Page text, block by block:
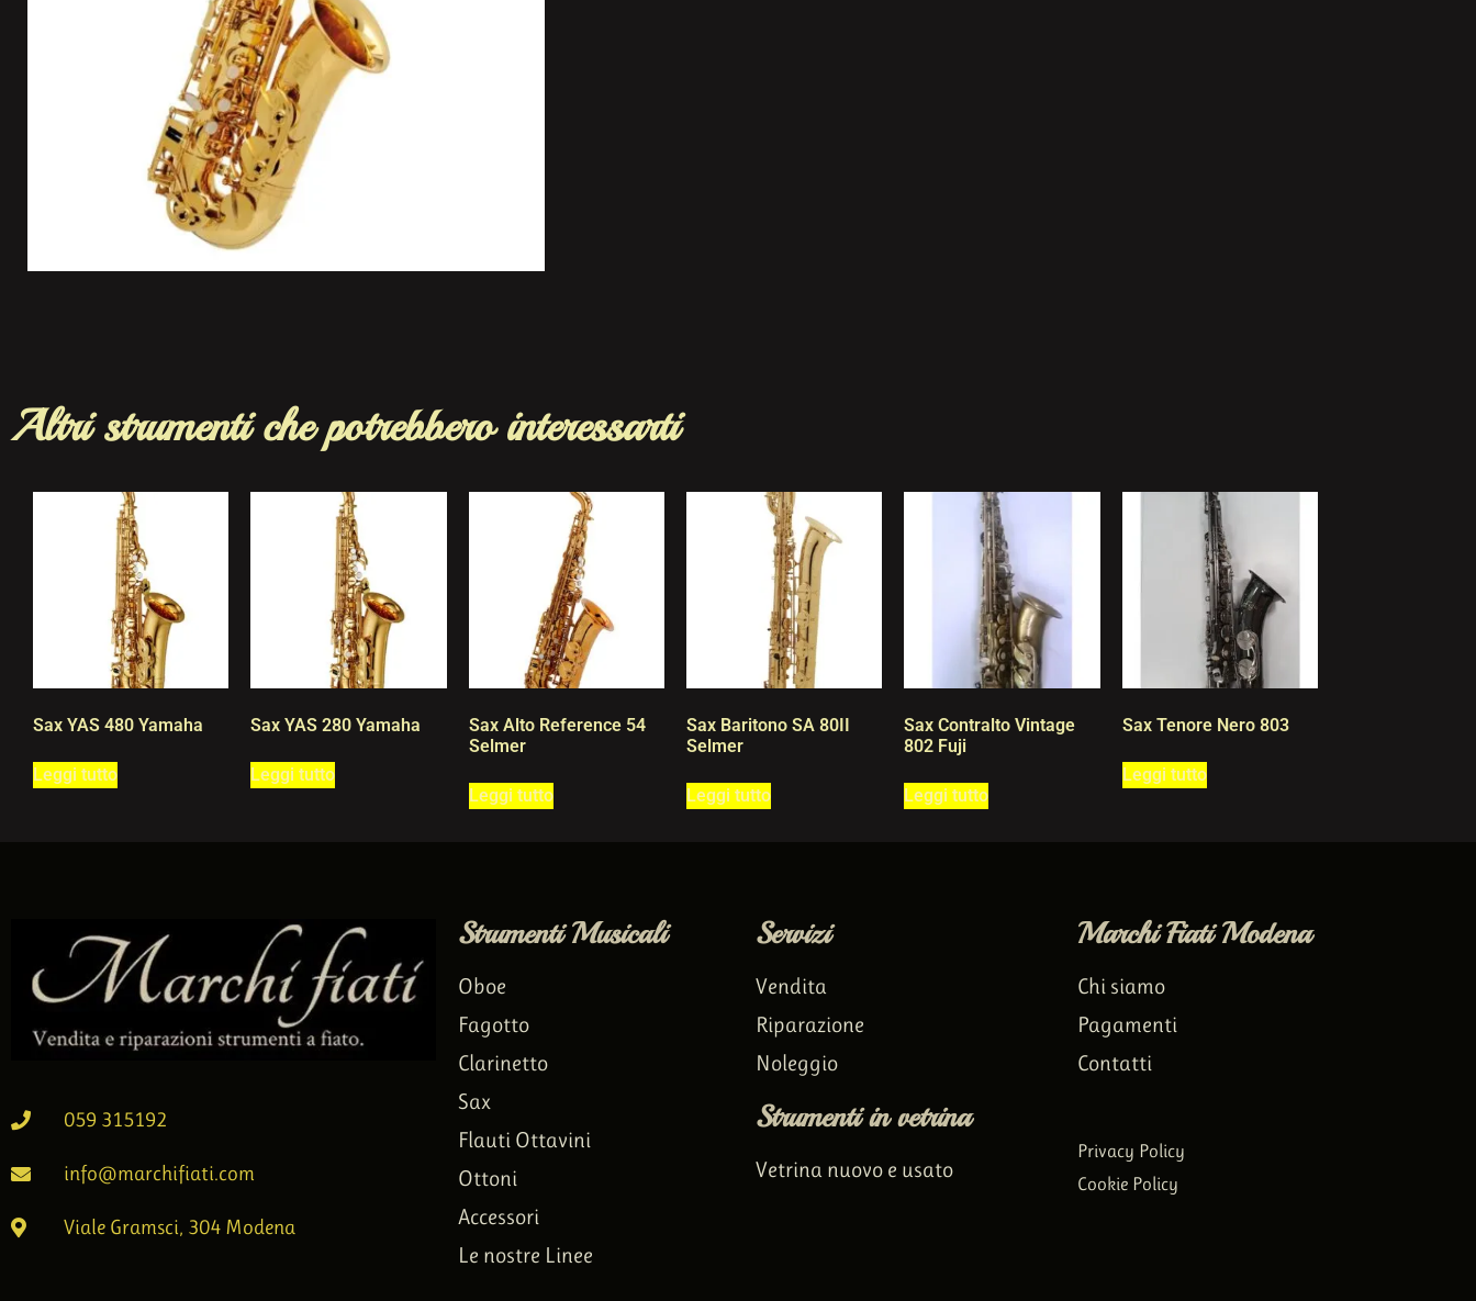
Altri strumenti che potrebbero interessarti
Sax YAS 480 Yamaha
Leggi tutto
Sax YAS 280 Yamaha
Leggi tutto
Sax Alto Reference 54
Selmer
Leggi tutto
Sax Baritono SA 80II
Selmer
Leggi tutto
Sax Contralto Vintage
802 Fuji
Leggi tutto
Sax Tenore Nero 803
Leggi tutto
059 315192
info@marchifiati.com
Viale Gramsci, 304 Modena
Strumenti Musicali
Oboe
Fagotto
Clarinetto
Sax
Flauti Ottavini
Ottoni
Accessori
Le nostre Linee
Servizi
Vendita
Riparazione
Noleggio
Strumenti in vetrina
Vetrina nuovo e usato
Marchi Fiati Modena
Chi siamo
Pagamenti
Contatti
Privacy Policy
Cookie Policy